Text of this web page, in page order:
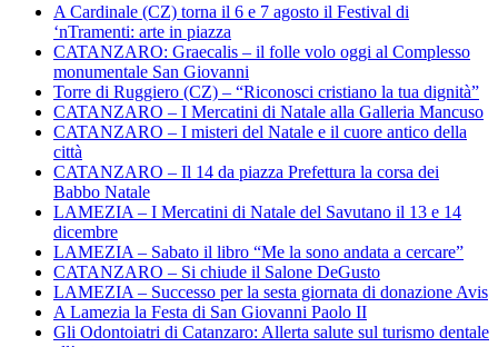
A Cardinale (CZ) torna il 6 e 7 agosto il Festival di
‘nTramenti: arte in piazza
CATANZARO: Graecalis – il folle volo oggi al Complesso
monumentale San Giovanni
Torre di Ruggiero (CZ) – “Riconosci cristiano la tua dignità”
CATANZARO – I Mercatini di Natale alla Galleria Mancuso
CATANZARO – I misteri del Natale e il cuore antico della
città
CATANZARO – Il 14 da piazza Prefettura la corsa dei
Babbo Natale
LAMEZIA – I Mercatini di Natale del Savutano il 13 e 14
dicembre
LAMEZIA – Sabato il libro “Me la sono andata a cercare”
CATANZARO – Si chiude il Salone DeGusto
LAMEZIA – Successo per la sesta giornata di donazione Avis
A Lamezia la Festa di San Giovanni Paolo II
Gli Odontoiatri di Catanzaro: Allerta salute sul turismo dentale